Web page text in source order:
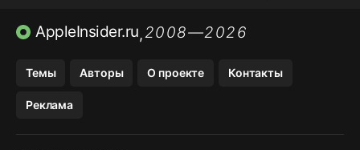
TIKTOK НА IPHONEПРИЛОЖЕНИЯ БЕЗ APP STORE
AppleInsider.ru,2008—2026
Темы Авторы О проекте Контакты
Реклама